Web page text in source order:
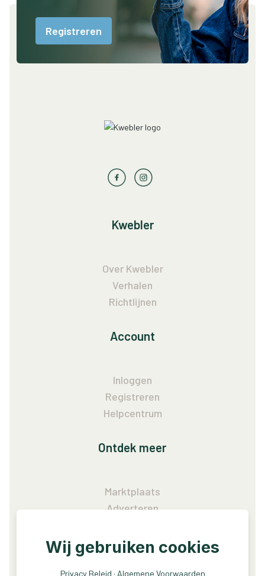
Wij gebruiken cookies
Privacy Beleid · Algemene Voorwaarden
Registreren
Kwebler
Over Kwebler
Verhalen
Richtlijnen
Account
Inloggen
Registreren
Helpcentrum
Ontdek meer
Marktplaats
Adverteren